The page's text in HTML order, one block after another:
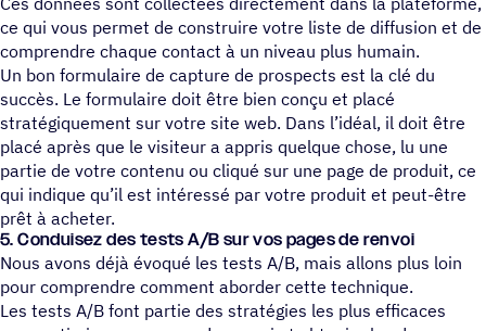
ce qui vous permet de construire votre liste de diffusion et de
comprendre chaque contact à un niveau plus humain.
Un bon formulaire de capture de prospects est la clé du
succès. Le formulaire doit être bien conçu et placé
stratégiquement sur votre site web. Dans l’idéal, il doit être
placé après que le visiteur a appris quelque chose, lu une
partie de votre contenu ou cliqué sur une page de produit, ce
qui indique qu’il est intéressé par votre produit et peut-être
prêt à acheter.
5. Conduisez des tests A/B sur vos pages de renvoi
Nous avons déjà évoqué les tests A/B, mais allons plus loin
pour comprendre comment aborder cette technique.
Les tests A/B font partie des stratégies les plus efficaces